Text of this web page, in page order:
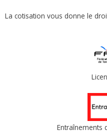
La cotisation vous donne le
Entraînements